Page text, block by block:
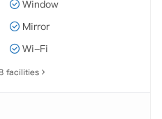
Window
Mirror
Wi-Fi
facilities